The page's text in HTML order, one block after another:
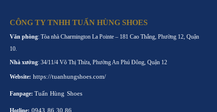
CÔNG TY TNHH TUẤN HÙNG SHOES
Văn phòng: Tòa nhà Charmington La Pointe – 181 Cao Thắng, Phường 12, Quận
10.
Nhà xưởng: 34/11/4 Võ Thị Thừa, Phường An Phú Đông, Quận 12
Website: https://tuanhungshoes.com/
Fanpage: Tuấn Hùng Shoes
Hotline: 0943 86 30 86